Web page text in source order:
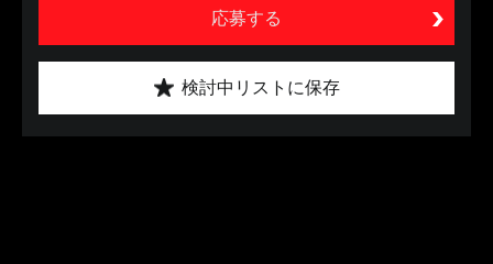
応募する
検討中リストに保存